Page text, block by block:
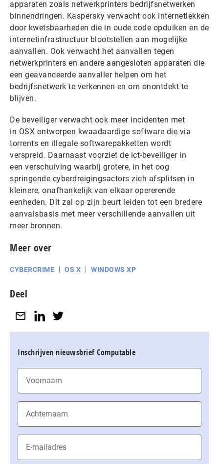
apparaten zoals netwerkprinters bedrijfsnetwerken
binnendringen. Kaspersky verwacht ook internetlekken
door kwetsbaarheden die in oude code opduiken en de
internetinfrastructuur blootstellen aan mogelijke
aanvallen. Ook verwacht het aanvallen tegen
netwerkprinters en andere aangesloten apparaten die
een geavanceerde aanvaller helpen om het
bedrijfsnetwerk te verkennen en om onontdekt te
blijven.
De beveiliger verwacht ook meer incidenten met
in OSX ontworpen kwaadaardige software die via
torrents en illegale softwarepakketten wordt
verspreid. Daarnaast voorziet de ict-beveiliger in
een verschuiving waarbij grotere, in het oog
springende cyberdreigingsactors zich afsplitsen in
kleinere, onafhankelijk van elkaar opererende
eenheden. Dit zal op zijn beurt leiden tot een bredere
aanvalsbasis met meer verschillende aanvallen uit
meer bronnen.
Meer over
CYBERCRIME OS X WINDOWS XP
Deel
Inschrijven nieuwsbrief Computable